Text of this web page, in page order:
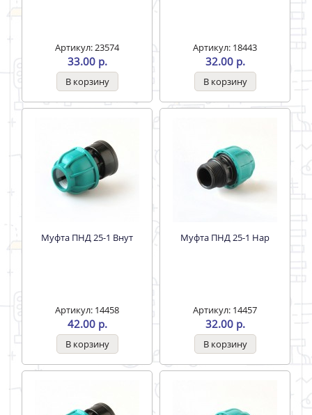
Артикул: 23574
33.00 р.
Артикул: 18443
32.00 р.
Муфта ПНД 25-1 Внут
Артикул: 14458
42.00 р.
Муфта ПНД 25-1 Нар
Артикул: 14457
32.00 р.